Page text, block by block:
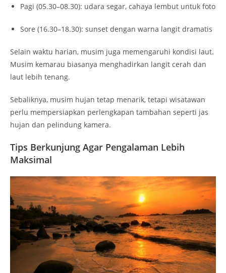
Pagi (05.30–08.30): udara segar, cahaya lembut untuk foto
Sore (16.30–18.30): sunset dengan warna langit dramatis
Selain waktu harian, musim juga memengaruhi kondisi laut.
Musim kemarau biasanya menghadirkan langit cerah dan
laut lebih tenang.
Sebaliknya, musim hujan tetap menarik, tetapi wisatawan
perlu mempersiapkan perlengkapan tambahan seperti jas
hujan dan pelindung kamera.
Tips Berkunjung Agar Pengalaman Lebih
Maksimal